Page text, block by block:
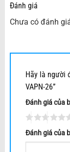
Đánh giá
Chưa có đánh
Hãy là người
VAPN-26”
Đánh giá của
Đánh giá của